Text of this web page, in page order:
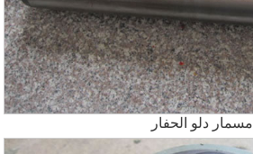
مسمار دلو الحفار